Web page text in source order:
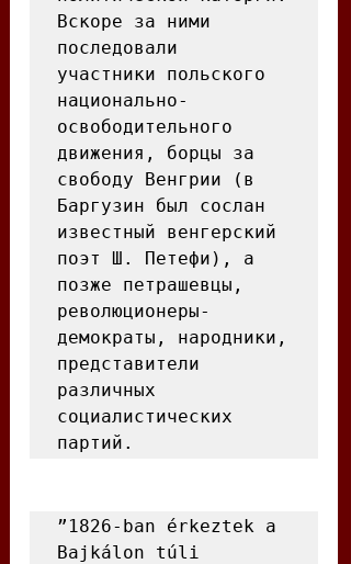
Вскоре за ними
последовали
участники польского
национально-
освободительного
движения, борцы за
свободу Венгрии (в
Баргузин был сослан
известный венгерский
поэт Ш. Петефи), а
позже петрашевцы,
революционеры-
демократы, народники,
представители
различных
социалистических
партий.
”1826-ban érkeztek a
Bajkálon túli